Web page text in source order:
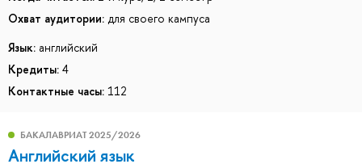
Охват аудитории: для своего кампуса
Язык: английский
Кредиты: 4
Контактные часы: 112
БАКАЛАВРИАТ 2025/2026
Английский язык